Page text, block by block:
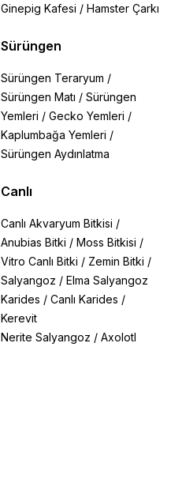
Ginepig Kafesi / Hamster Çarkı
Sürüngen
Sürüngen Teraryum /
Sürüngen Matı / Sürüngen
Yemleri / Gecko Yemleri /
Kaplumbağa Yemleri /
Sürüngen Aydınlatma
Canlı
Canlı Akvaryum Bitkisi /
Anubias Bitki / Moss Bitkisi /
Vitro Canlı Bitki / Zemin Bitki /
Salyangoz / Elma Salyangoz
Karides / Canlı Karides /
Kerevit
Nerite Salyangoz / Axolotl